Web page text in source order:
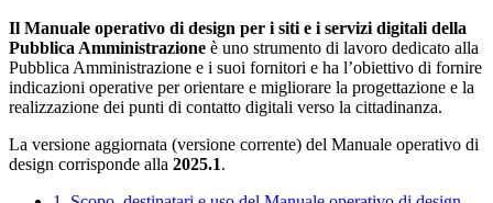
Il Manuale operativo di design per i siti e i servizi digitali della
Pubblica Amministrazione è uno strumento di lavoro dedicato alla
Pubblica Amministrazione e i suoi fornitori e ha l’obiettivo di fornire
indicazioni operative per orientare e migliorare la progettazione e la
realizzazione dei punti di contatto digitali verso la cittadinanza.
La versione aggiornata (versione corrente) del Manuale operativo di
design corrisponde alla 2025.1.